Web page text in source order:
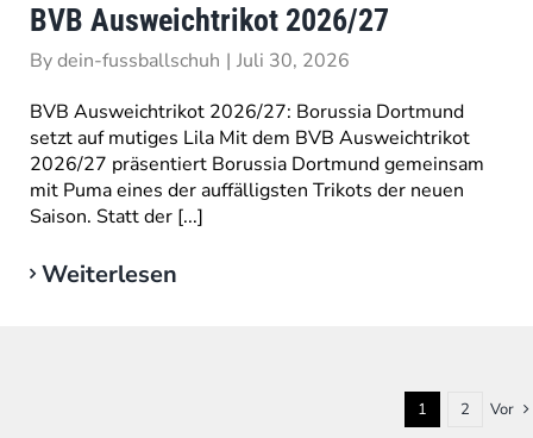
BVB Ausweichtrikot 2026/27
Bydein-fussballschuh | Juli 30, 2026
BVB Ausweichtrikot 2026/27: Borussia Dortmund
setzt auf mutiges Lila Mit dem BVB Ausweichtrikot
2026/27 präsentiert Borussia Dortmund gemeinsam
mit Puma eines der auffälligsten Trikots der neuen
Saison. Statt der [...]
Weiterlesen
1 2 Vor